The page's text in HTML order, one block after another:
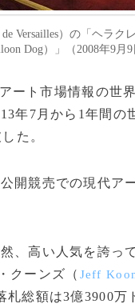
Versailles）の「ヘラ
Dog）」（2008年9
ート市場情報の世
年7月から1年間
た。
開競売での現代ア
、高い人気を誇っ
クーンズ（ Jeff
札総額は3億3900